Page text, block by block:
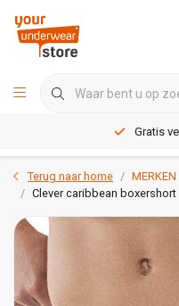
Gratis
Terug naar home MERKEN
Clever caribbean boxershort